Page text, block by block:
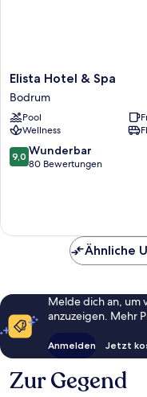
Elista
Hotel
&
Spa
Bodrum
Elista Hotel & Spa
Bodrum
Pool
Wellness
9.0
von
9,0 Wunderbar
80 Bewertungen
Ähnliche
Melde dich an, um
anzuzeigen. Mehr
Anmelden Jetzt
Zur Gegend